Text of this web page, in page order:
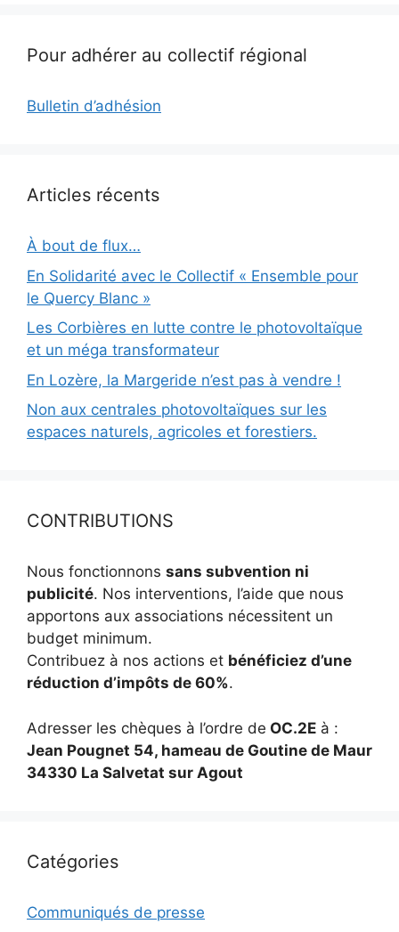
Pour adhérer au collectif régional
Bulletin d’adhésion
Articles récents
À bout de flux…
En Solidarité avec le Collectif « Ensemble pour
le Quercy Blanc »
Les Corbières en lutte contre le photovoltaïque
et un méga transformateur
En Lozère, la Margeride n’est pas à vendre !
Non aux centrales photovoltaïques sur les
espaces naturels, agricoles et forestiers.
CONTRIBUTIONS
Nous fonctionnons sans subvention ni
publicité. Nos interventions, l’aide que nous
apportons aux associations nécessitent un
budget minimum.
Contribuez à nos actions et bénéficiez d’une
réduction d’impôts de 60%.
Adresser les chèques à l’ordre de OC.2E à :
Jean Pougnet 54, hameau de Goutine de Maur
34330 La Salvetat sur Agout
Catégories
Communiqués de presse